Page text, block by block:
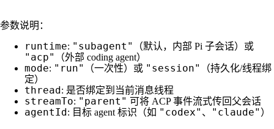
参数说明：
runtime: "subagent" （默认，内部 Pi 子会话）或
"acp" （外部 coding agent）
mode: "run" （一次性）或 "session"
（持久化/线程绑
定）
thread : 是否绑定到当前消息线程
streamTo: "parent" 可将 ACP 事件流式传回父会话
agentId : 目标 agent 标识（如 "codex" 、 "claude" ）